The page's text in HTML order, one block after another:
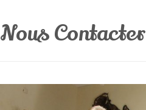
Nous Contacter